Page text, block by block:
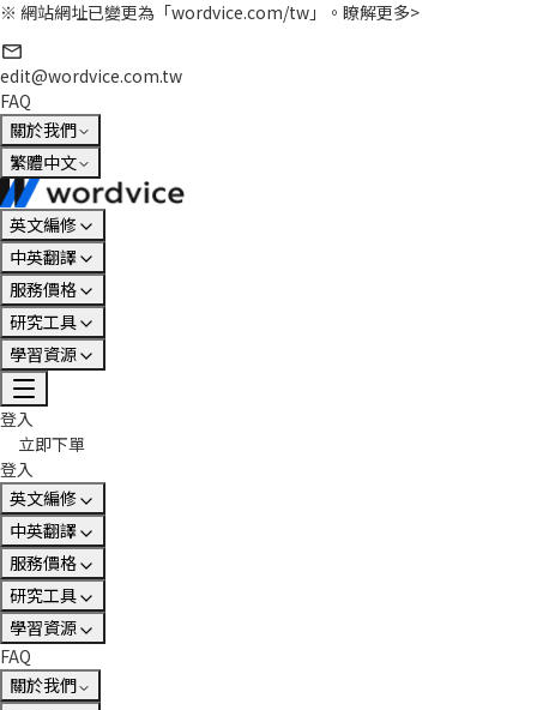
※ 網站網址已變更為「wordvice.com/tw」。 瞭解更多>
edit@wordvice.com.tw
FAQ
關於我們
繁體中文
英文編修
中英翻譯
服務價格
研究工具
學習資源
登入
立即下單
登入
英文編修
中英翻譯
服務價格
研究工具
學習資源
FAQ
關於我們